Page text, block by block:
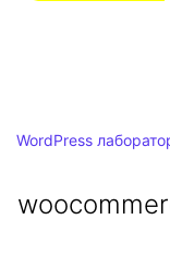
WordPress